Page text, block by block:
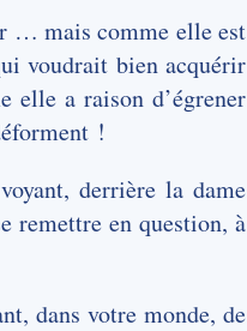
… mais comme elle est
voudrait bien acquérir
elle a raison d’égrener
!
derrière la dame
remettre en question, à
dans votre monde, de